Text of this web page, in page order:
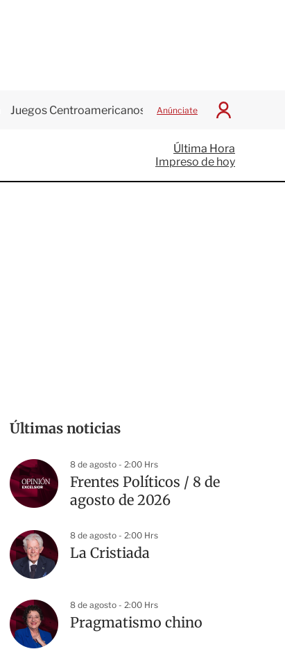
Juegos Centroamericanos Anúnciate
I
c
i
a
Última Hora
Impreso de hoy
Últimas noticias
8 de agosto - 2:00 Hrs
Frentes Políticos / 8 de
agosto de 2026
8 de agosto - 2:00 Hrs
La Cristiada
8 de agosto - 2:00 Hrs
Pragmatismo chino